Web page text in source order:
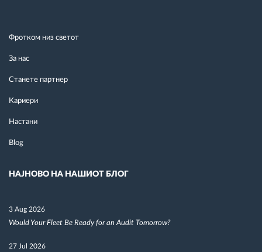
Фротком низ светот
За нас
Станете партнер
Кариери
Настани
Blog
НАЈНОВО НА НАШИОТ БЛОГ
3 Aug 2026
Would Your Fleet Be Ready for an Audit Tomorrow?
27 Jul 2026